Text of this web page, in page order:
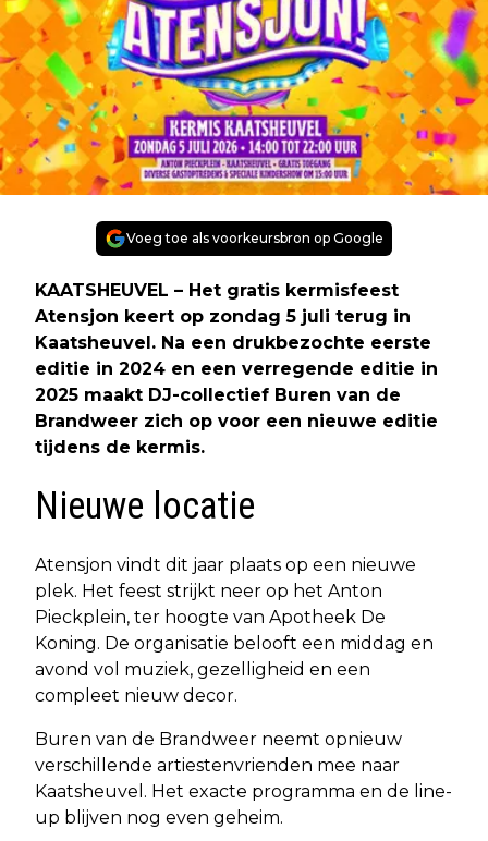
Voeg toe als voorkeursbron op Google
KAATSHEUVEL – Het gratis kermisfeest
Atensjon keert op zondag 5 juli terug in
Kaatsheuvel. Na een drukbezochte eerste
editie in 2024 en een verregende editie in
2025 maakt DJ-collectief Buren van de
Brandweer zich op voor een nieuwe editie
tijdens de kermis.
Nieuwe locatie
Atensjon vindt dit jaar plaats op een nieuwe
plek. Het feest strijkt neer op het Anton
Pieckplein, ter hoogte van Apotheek De
Koning. De organisatie belooft een middag en
avond vol muziek, gezelligheid en een
compleet nieuw decor.
Buren van de Brandweer neemt opnieuw
verschillende artiestenvrienden mee naar
Kaatsheuvel. Het exacte programma en de line-
up blijven nog even geheim.